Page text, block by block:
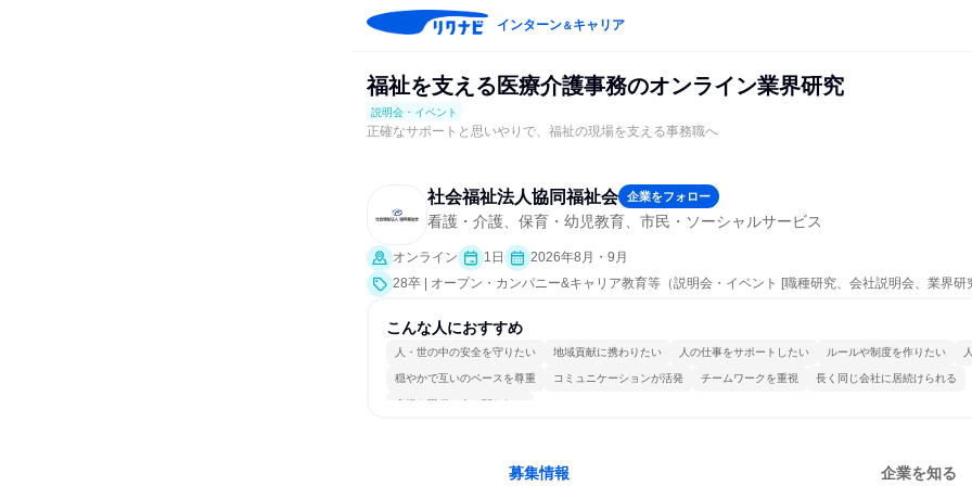
インターン＆キャリア
福祉を支える医療介護事務のオンライン業界研究
説明会・イベント
正確なサポートと思いやりで、福祉の現場を支える事務職へ
社会福祉法人協同福祉会 企業をフォロー
看護・介護、保育・幼児教育、市民・ソーシャルサービス
オンライン 1日
2026年8月・9月
28卒 | オープン・カンパニー&キャリア教育等（説明会・イベント [職種研究、会社説明会、業界研
こんな人におすすめ
人・世の中の安全を守りたい 地域貢献に携わりたい 人の仕事をサポートしたい ルールや制度を作りたい
穏やかで互いのペースを尊重 コミュニケーションが活発 チームワークを重視 長く同じ会社に居続けられる
多様な職種の人と関われる
募集情報 企業を知る